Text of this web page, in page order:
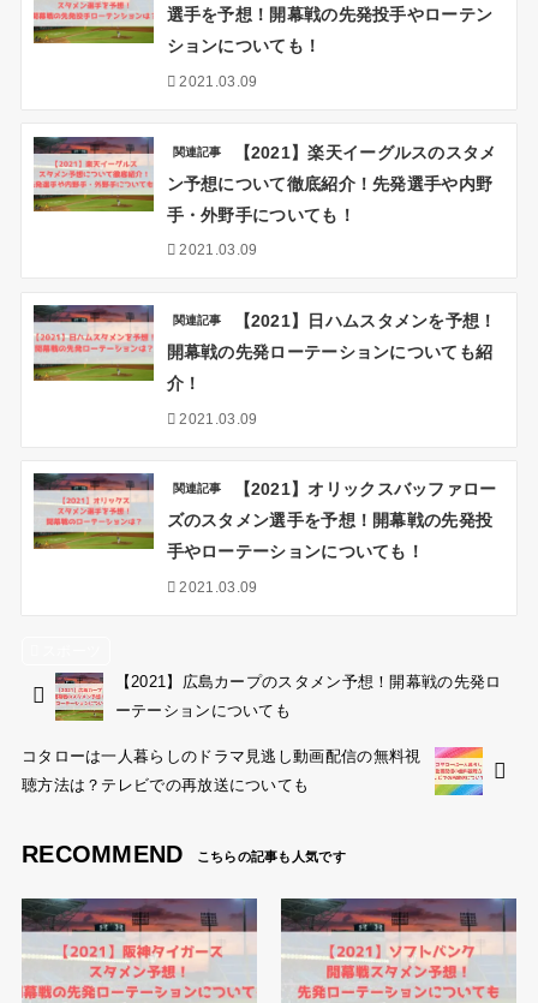
選手を予想！開幕戦の先発投手やローテン
ションについても！
2021.03.09
関連記事
【2021】楽天イーグルスのスタメ
ン予想について徹底紹介！先発選手や内野
手・外野手についても！
2021.03.09
関連記事
【2021】日ハムスタメンを予想！
開幕戦の先発ローテーションについても紹
介！
2021.03.09
関連記事
【2021】オリックスバッファロー
ズのスタメン選手を予想！開幕戦の先発投
手やローテーションについても！
2021.03.09
【2021】広島カープのスタメン予想！開幕戦の先発ロ
ーテーションについても
コタローは一人暮らしのドラマ見逃し動画配信の無料視
聴方法は？テレビでの再放送についても
RECOMMEND